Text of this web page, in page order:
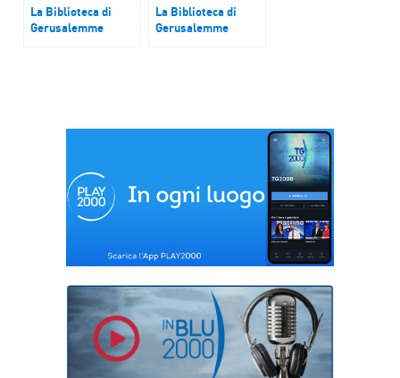
La Biblioteca di
Gerusalemme
La Biblioteca di
Gerusalemme